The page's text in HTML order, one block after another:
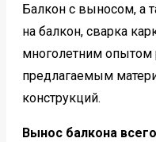
Балкон с выносом, а
на балкон, сварка
многолетним опытом
предлагаемым
конструкций.
Вынос балкона